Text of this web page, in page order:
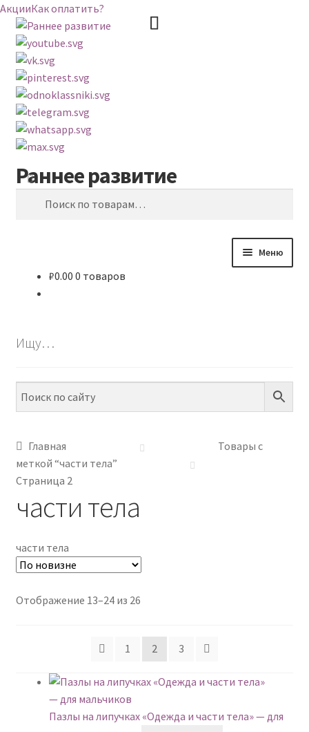
АкцииКак оплатить?
Перейти
к
навигации
Перейти
к
содержимому
Раннее развитие
Поиск
Меню
ПО НАВЫКАМ
МЕТОДИКИ
АРТ СТУДИЯ
₽0.00 0 товаров
Ищу…
Главная
Товары с
меткой “части тела”
Страница 2
части тела
части тела
Отображение 13–24 из 26Сортировка:
недавние
1
2 3
Пазлы на липучках «Одежда и части тела» — для